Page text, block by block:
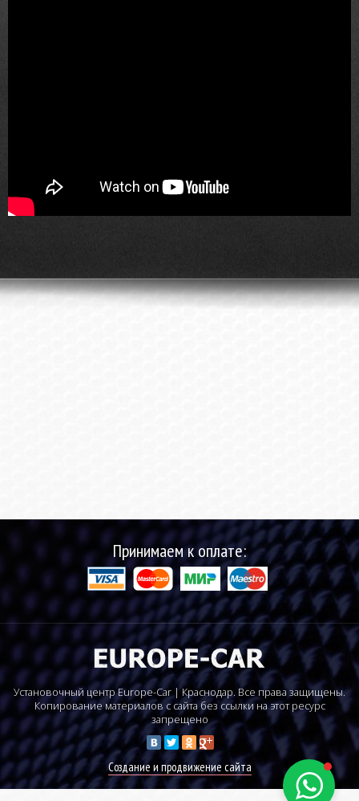
Принимаем к оплате:
Установочный центр Europe-Car | Краснодар. Все права защищены.
Копирование материалов с сайта без ссылки на этот ресурс
запрещено
Создание и продвижение сайта